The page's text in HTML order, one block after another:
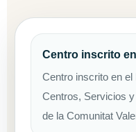
Centro inscrito
Centro inscrito en
Centros, Servicios
de la Comunitat